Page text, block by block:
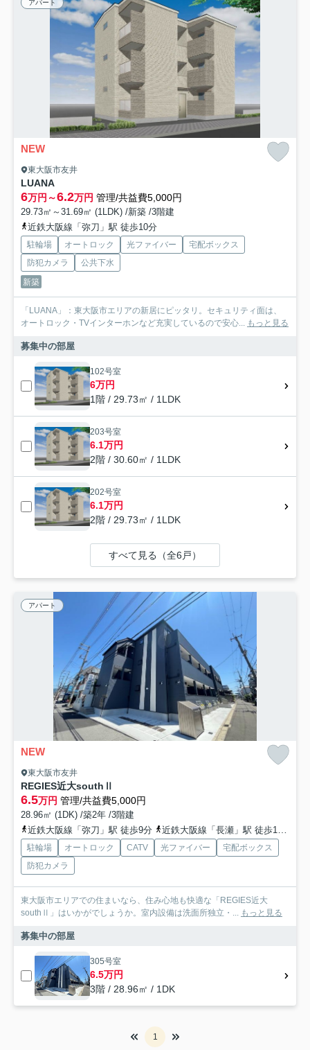
アパート
NEW
東大阪市友井
LUANA
6万円～6.2万円 管理/共益費5,000円
29.73㎡～31.69㎡ (1LDK) /新築 /3階建
近鉄大阪線「弥刀」駅 徒歩10分
駐輪場 オートロック 光ファイバー
宅配ボックス
防犯カメラ
公共下水
新築
「LUANA」：東大阪市エリアの新居にピッタリ。セキュリティ面は、
オートロック・TVインターホンなど充実しているので安心... もっと見る
募集中の部屋
102号室
6万円
1階 / 29.73㎡ / 1LDK
203号室
6.1万円
2階 / 30.60㎡ / 1LDK
202号室
6.1万円
2階 / 29.73㎡ / 1LDK
すべて見る（全6戸）
アパート
NEW
東大阪市友井
REGIES近大southⅡ
6.5万円 管理/共益費5,000円
28.96㎡ (1DK) /築2年 /3階建
近鉄大阪線「弥刀」駅 徒歩9分
近鉄大阪線「長瀬」駅 徒歩15分
駐輪場 オートロック CATV 光ファイバー
宅配ボックス
防犯カメラ
東大阪市エリアでの住まいなら、住み心地も快適な「REGIES近大
southⅡ」はいかがでしょうか。室内設備は洗面所独立・... もっと見る
募集中の部屋
305号室
6.5万円
3階 / 28.96㎡ / 1DK
1